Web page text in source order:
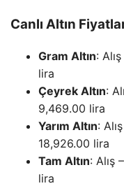
Canlı Altın
Gram Altın:
lira
Çeyrek Altın:
9,469.00 lira
Yarım Altın:
18,926.00 lira
Tam Altın: Alış
lira